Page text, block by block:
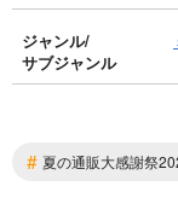
ジャンル/
サブジャンル
# 夏の通販大感謝祭